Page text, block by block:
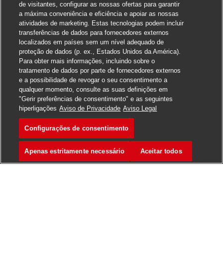
de visitantes, configurar as nossas ofertas para garantir
a máxima conveniência e eficiência e apoiar as nossas
atividades de marketing. Estas tecnologias podem incluir
transferências de dados para fornecedores externos
localizados em países sem um nível adequado de
proteção de dados (p. ex., Estados Unidos da América).
Para obter mais informações, incluindo sobre o
tratamento de dados por parte de fornecedores externos
e a possibilidade de revogar o seu consentimento a
qualquer momento, consulte as suas definições em
"Gerir preferências de consentimento" e as seguintes
hiperligações Aviso de Privacidade Aviso Legal
Configurações de consentimento
Apenas estritamente necessário Aceitar todos